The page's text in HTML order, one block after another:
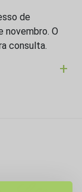
de
novembro. O
consulta.
+